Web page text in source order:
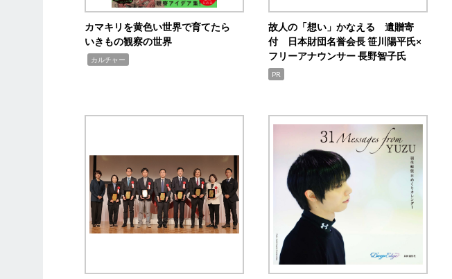
カマキリを黄色い世界で育てたら
いきもの観察の世界
カルチャー
故人の「想い」かなえる 遺贈寄
付 日本財団名誉会長 笹川陽平氏×
フリーアナウンサー 長野智子氏
PR